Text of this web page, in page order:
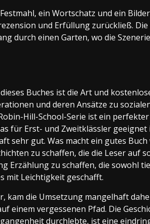
ein Wortschatz und ein
und Erfüllung zurückließ.
durch einen Garten, wo die
Buches ist die Art und
und deren Ansätze zu
Hill-School-Serie ist ein
für Erst- und Zweitklässler
sehr gut. Was macht ein gutes
zu schaffen, die die Leser auf
Erzählung zu schaffen, die sowohl
mit Leichtigkeit geschafft.
kam die Umsetzung mangelhaft
einem vergessenen Pfad. Die
durchlebte, ist eine